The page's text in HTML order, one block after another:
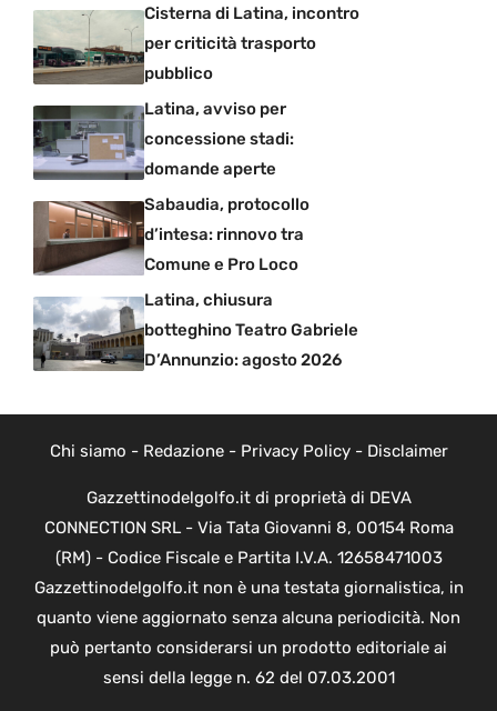
Cisterna di Latina, incontro
per criticità trasporto
pubblico
Latina, avviso per
concessione stadi:
domande aperte
Sabaudia, protocollo
d’intesa: rinnovo tra
Comune e Pro Loco
Latina, chiusura
botteghino Teatro Gabriele
D’Annunzio: agosto 2026
Chi siamo - Redazione- Privacy Policy- Disclaimer
Gazzettinodelgolfo.it di proprietà di DEVA
CONNECTION SRL - Via Tata Giovanni 8, 00154 Roma
(RM) - Codice Fiscale e Partita I.V.A. 12658471003
Gazzettinodelgolfo.it non è una testata giornalistica, in
quanto viene aggiornato senza alcuna periodicità. Non
può pertanto considerarsi un prodotto editoriale ai
sensi della legge n. 62 del 07.03.2001